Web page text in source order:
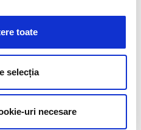
toate
selecția
uri necesare